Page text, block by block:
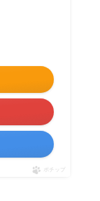
ポチップ